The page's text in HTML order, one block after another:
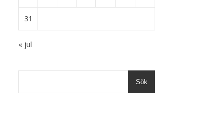
31
« jul
Sök